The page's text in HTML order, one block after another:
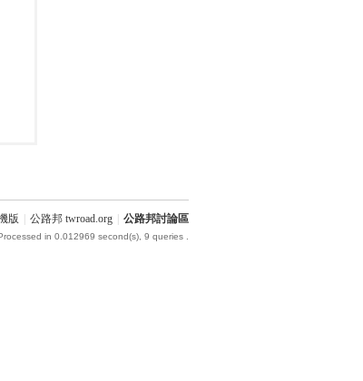
版 公路邦 twroad.org 公路邦討論區
in 0.012969 second(s), 9 queries .